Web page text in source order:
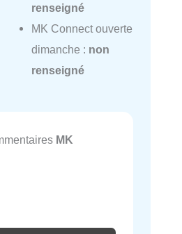
renseigné
MK Connect ouverte
dimanche : non
renseigné
MK